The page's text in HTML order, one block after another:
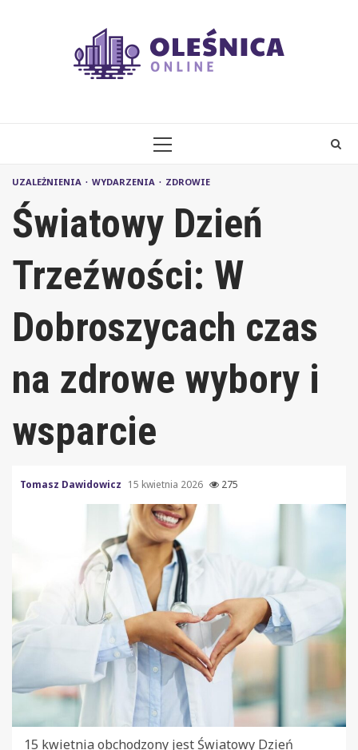
PRIMARY
UZALEŻNIENIA WYDARZENIA ZDROWIE
Światowy Dzień
Trzeźwości: W
Dobroszycach czas
na zdrowe wybory i
wsparcie
Tomasz Dawidowicz 15 kwietnia 2026 275
15 kwietnia obchodzony jest Światowy Dzień